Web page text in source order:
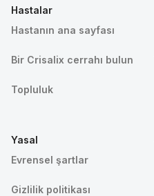
Hastalar
Hastanın ana sayfası
Bir Crisalix cerrahı bulun
Topluluk
Yasal
Evrensel şartlar
Gizlilik politikası